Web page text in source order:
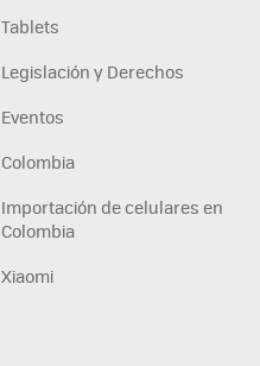
Tablets
Legislación y Derechos
Eventos
Colombia
Importación de celulares en
Colombia
Xiaomi